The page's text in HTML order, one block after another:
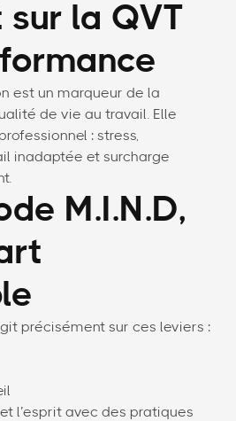
sur la QVT
est un marqueur de la
de vie au travail. Elle
: stress,
inadaptée et surcharge
M.I.N.D,
précisément sur ces leviers :
l’esprit avec des pratiques